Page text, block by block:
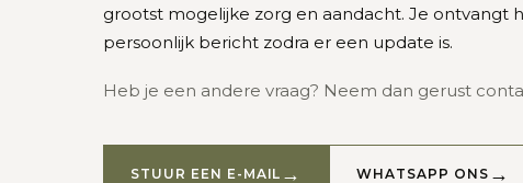
grootst mogelijke zorg en aandacht. Je ontvangt
persoonlijk bericht zodra er een update is.
Heb je een andere vraag? Neem dan gerust
STUUR EEN E-MAIL WHATSAPP ONS